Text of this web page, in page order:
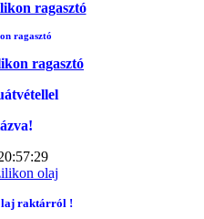
ragasztó
olaj
raktárról !